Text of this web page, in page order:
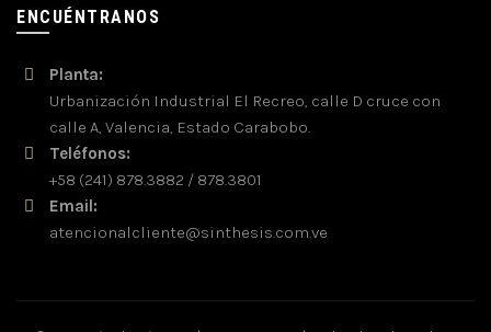
ENCUÉNTRANOS
Planta:
Urbanización Industrial El Recreo, calle D cruce con
calle A, Valencia, Estado Carabobo.
Teléfonos:
+58 (241) 878.3882 / 878.3801
Email:
atencionalcliente@sinthesis.com.ve